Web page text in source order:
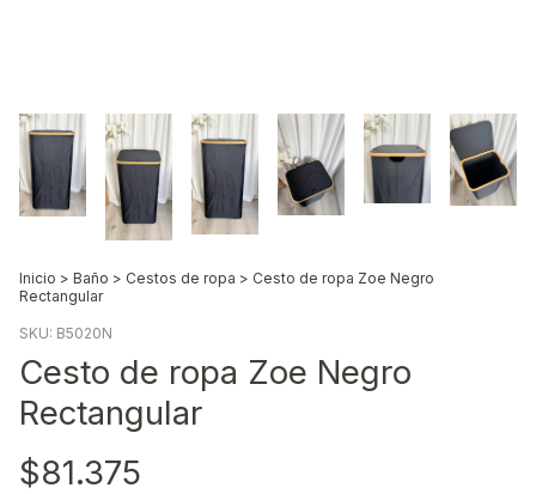
Inicio > Baño > Cestos de ropa > Cesto de ropa Zoe Negro
Rectangular
SKU: B5020N
Cesto de ropa Zoe Negro
Rectangular
$81.375